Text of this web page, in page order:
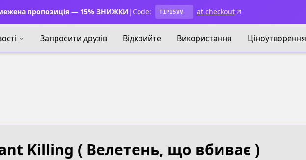
пропозиція — 15% ЗНИЖКИ | Code: T1P15VV at checkout
Запросити друзів Відкрийте Використання Ціноутворення
Killing ( Велетень, що вбиває )